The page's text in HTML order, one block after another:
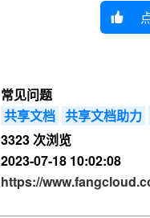
常见问题
共享文档 共享文档助力
3323 次浏览
2023-07-18 10:02:08
https://